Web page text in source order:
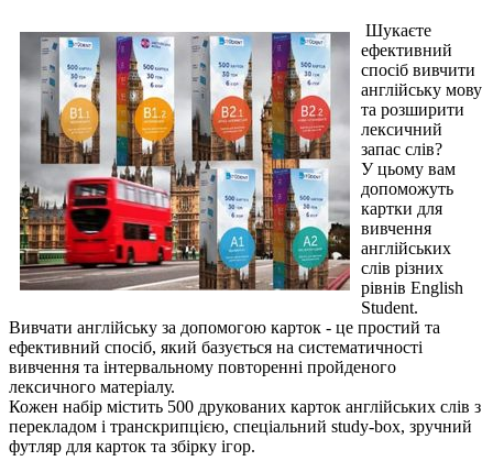
Шукаєте
ефективний
спосіб вивчити
англійську мову
та розширити
лексичний
запас слів?
У цьому вам
допоможуть
картки для
вивчення
англійських
слів різних
рівнів English
Student.
Вивчати англійську за допомогою карток - це простий та
ефективний спосіб, який базується на систематичності
вивчення та інтервальному повторенні пройденого
лексичного матеріалу.
Кожен набір містить 500 друкованих карток англійських слів з
перекладом і транскрипцією, спеціальний study-box, зручний
футляр для карток та збірку ігор.